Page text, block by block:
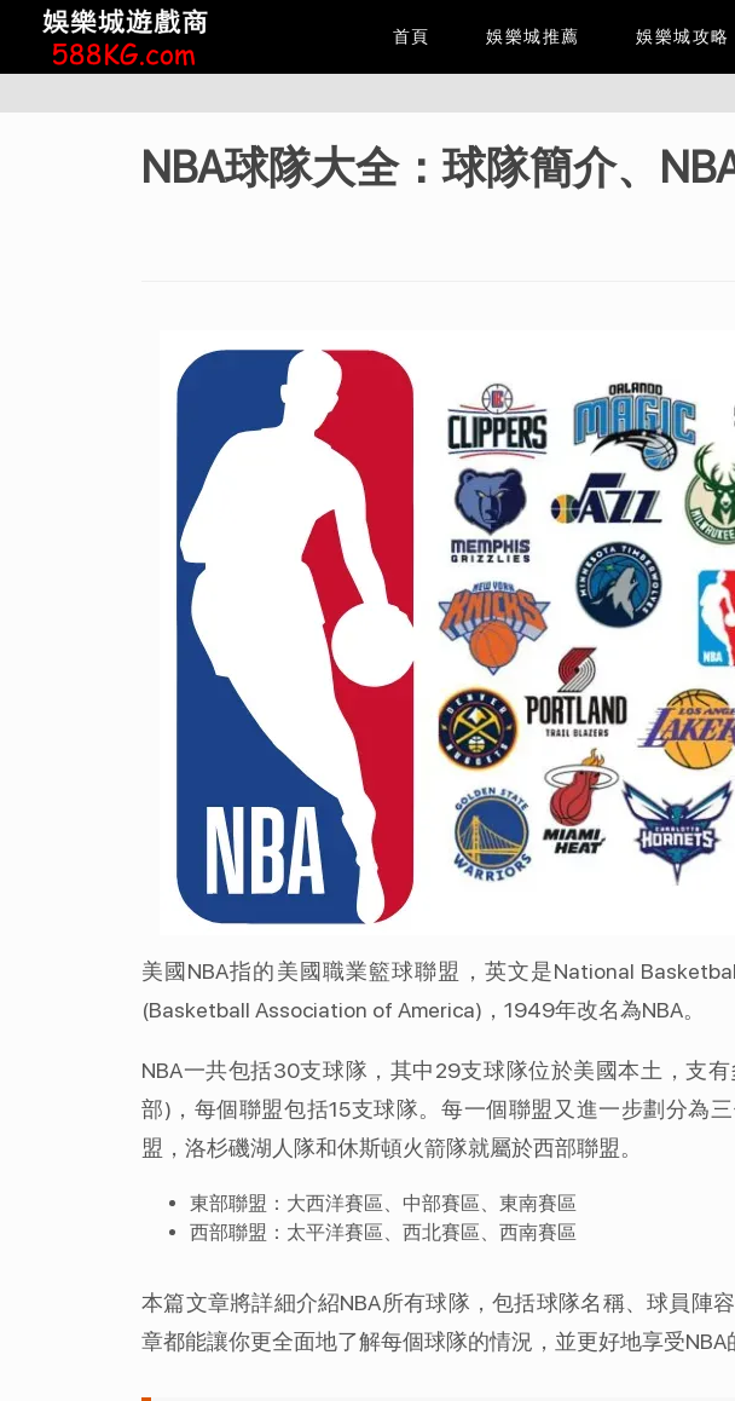
首頁 娛樂城推薦 娛樂城攻略
NBA球隊大全：球隊簡介、
美國NBA指的美國職業籃球聯盟，英文是National
(Basketball Association of America)，1949年改名為NBA。
NBA一共包括30支球隊，其中29支球隊位於美國本土，支
部)，每個聯盟包括15支球隊。每一個聯盟又進一步劃分為
盟，洛杉磯湖人隊和休斯頓火箭隊就屬於西部聯盟。
東部聯盟：大西洋賽區、中部賽區、東南賽區
西部聯盟：太平洋賽區、西北賽區、西南賽區
本篇文章將詳細介紹NBA所有球隊，包括球隊名稱、球員陣
章都能讓你更全面地了解每個球隊的情況，並更好地享受NBA